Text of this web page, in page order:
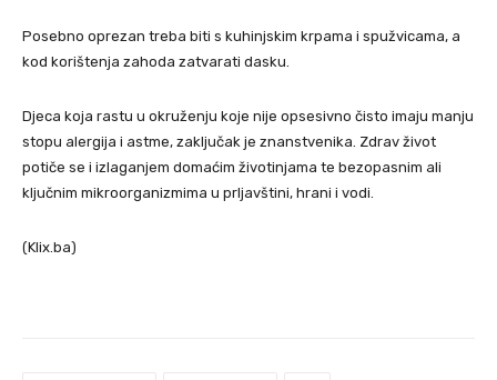
Posebno oprezan treba biti s kuhinjskim krpama i spužvicama, a
kod korištenja zahoda zatvarati dasku.
Djeca koja rastu u okruženju koje nije opsesivno čisto imaju manju
stopu alergija i astme, zaključak je znanstvenika. Zdrav život
potiče se i izlaganjem domaćim životinjama te bezopasnim ali
ključnim mikroorganizmima u prljavštini, hrani i vodi.
(Klix.ba)